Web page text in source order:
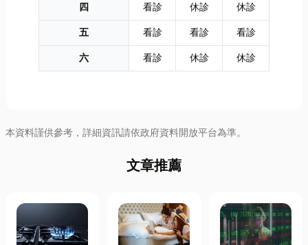
四
看診 休診
休診
五
看診 看診
看診
六
看診 休診 休診
本資料謹供參考，詳細資訊請依政府資料開放平台為準。
文章推薦